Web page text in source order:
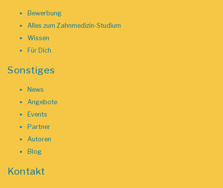
Bewerbung
Alles zum Zahnmedizin-Studium
Wissen
Für Dich
Sonstiges
News
Angebote
Events
Partner
Autoren
Blog
Kontakt